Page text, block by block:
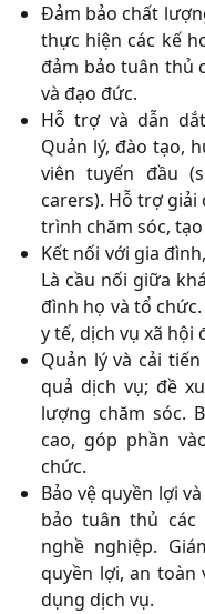
Đảm bảo chất
thực hiện các kế
đảm bảo tuân thủ
và đạo đức.
Hỗ trợ và dẫn
Quản lý, đào tạo,
viên tuyến đầu
carers). Hỗ trợ
trình chăm sóc,
Kết nối với gia
Là cầu nối giữa
đình họ và tổ
y tế, dịch vụ xã hội
Quản lý và cải
quả dịch vụ; đề
lượng chăm sóc.
cao, góp phần
chức.
Bảo vệ quyền lợi
bảo tuân thủ các
nghề nghiệp.
quyền lợi, an
dụng dịch vụ.